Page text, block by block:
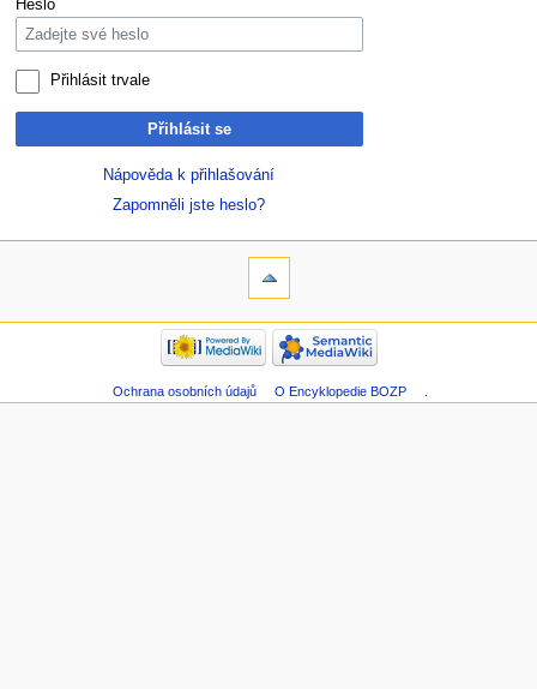
Heslo
Přihlásit trvale
Přihlásit se
Nápověda k přihlašování
Zapomněli jste heslo?
Ochrana osobních údajů O Encyklopedie BOZP